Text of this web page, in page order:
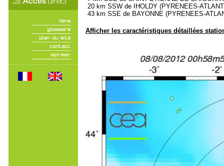
20 km SSW de IHOLDY (PYRENEES-
43 km SSE de BAYONNE (PYRENEES-
Afficher les caractéristiques détaillées